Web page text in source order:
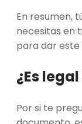
En resumen,
necesitas en
para dar este
¿Es
Por si te